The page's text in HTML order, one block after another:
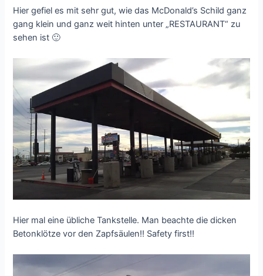
Hier gefiel es mit sehr gut, wie das McDonald’s Schild ganz
gang klein und ganz weit hinten unter „RESTAURANT“ zu
sehen ist 🙂
Hier mal eine übliche Tankstelle. Man beachte die dicken
Betonklötze vor den Zapfsäulen!! Safety first!!